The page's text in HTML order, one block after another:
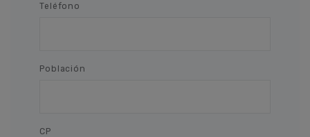
Teléfono
Población
CP